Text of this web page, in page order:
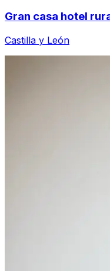
Gran casa hotel
Castilla y León